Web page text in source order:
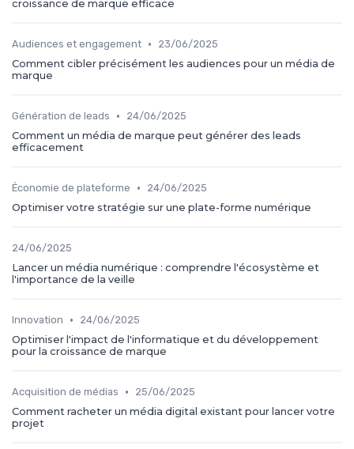
croissance de marque efficace
Audiences et engagement •
23/06/2025
Comment cibler précisément les audiences pour un média de
marque
Génération de leads •
24/06/2025
Comment un média de marque peut générer des leads
efficacement
Économie de plateforme •
24/06/2025
Optimiser votre stratégie sur une plate-forme numérique
24/06/2025
Lancer un média numérique : comprendre l'écosystème et
l'importance de la veille
Innovation •
24/06/2025
Optimiser l'impact de l'informatique et du développement
pour la croissance de marque
Acquisition de médias •
25/06/2025
Comment racheter un média digital existant pour lancer votre
projet